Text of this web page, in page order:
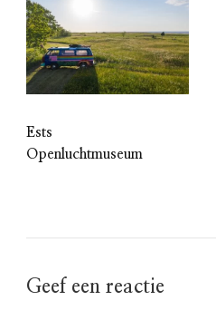
Ests
Openluchtmuseum
Geef een reactie